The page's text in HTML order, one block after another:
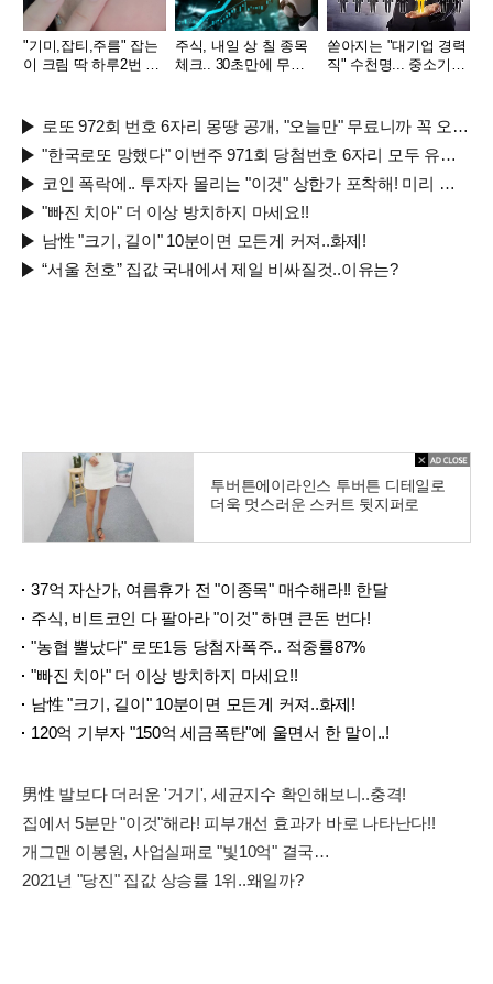
"기미,잡티,주름" 잡는
이 크림 딱 하루2번 발
주식, 내일 상 칠 종목
체크.. 30초만에 무료
쏟아지는 "대기업 경력
직" 수천명... 중소기업
로또 972회 번호 6자리 몽땅 공개, "오늘만" 무료니까 꼭 오늘 확인하세요.
"한국로또 망했다" 이번주 971회 당첨번호 6자리 모두 유출...관계자 실수로 "비상"!
코인 폭락에.. 투자자 몰리는 "이것" 상한가 포착해! 미리 투자..
"빠진 치아" 더 이상 방치하지 마세요!!
남性 "크기, 길이" 10분이면 모든게 커져..화제!
“서울 천호” 집값 국내에서 제일 비싸질것..이유는?
투버튼에이라인스 투버튼 디테일로
더욱 멋스러운 스커트 뒷지퍼로
37억 자산가, 여름휴가 전 "이종목" 매수해라!! 한달
주식, 비트코인 다 팔아라 "이것" 하면 큰돈 번다!
"농협 뿔났다" 로또1등 당첨자폭주.. 적중률87%
"빠진 치아" 더 이상 방치하지 마세요!!
남性 "크기, 길이" 10분이면 모든게 커져..화제!
120억 기부자 "150억 세금폭탄"에 울면서 한 말이..!
男性 발보다 더러운 '거기', 세균지수 확인해보니..충격!
집에서 5분만 "이것"해라! 피부개선 효과가 바로 나타난다!!
개그맨 이봉원, 사업실패로 "빛10억" 결국…
2021년 "당진" 집값 상승률 1위..왜일까?